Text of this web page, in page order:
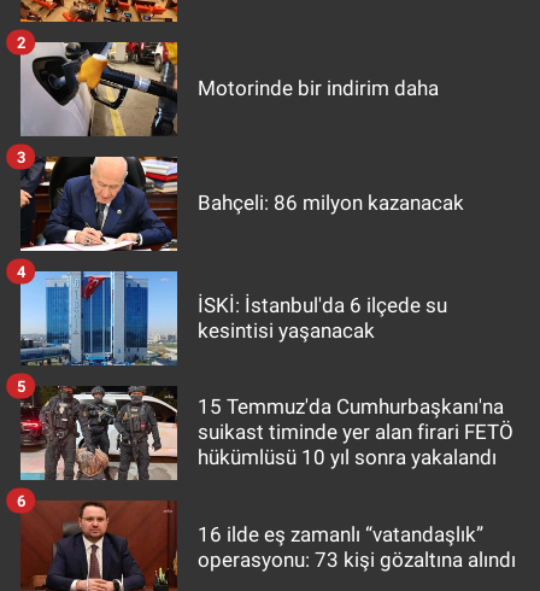
Motorinde bir indirim daha
2
Bahçeli: 86 milyon kazanacak
3
İSKİ: İstanbul'da 6 ilçede su
kesintisi yaşanacak
4
15 Temmuz'da Cumhurbaşkanı'na
suikast timinde yer alan firari FETÖ
hükümlüsü 10 yıl sonra yakalandı
5
16 ilde eş zamanlı “vatandaşlık”
operasyonu: 73 kişi gözaltına alındı
6